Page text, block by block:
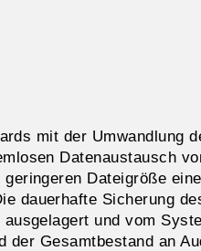
mit der Umwandlung
Datenaustausch
Dateigröße
dauerhafte Sicherung
und vom
der Gesamtbestand an